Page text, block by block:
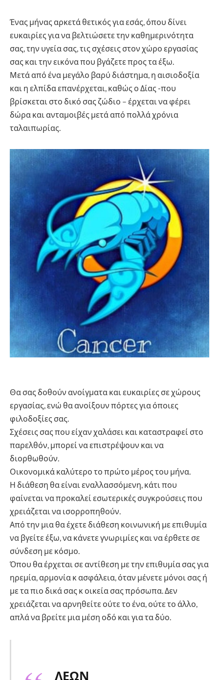
Ένας μήνας αρκετά θετικός για εσάς, όπου δίνει
ευκαιρίες για να βελτιώσετε την καθημερινότητα
σας, την υγεία σας, τις σχέσεις στον χώρο εργασίας
σας και την εικόνα που βγάζετε προς τα έξω.
Μετά από ένα μεγάλο βαρύ διάστημα, η αισιοδοξία
και η ελπίδα επανέρχεται, καθώς ο Δίας -που
βρίσκεται στο δικό σας ζώδιο – έρχεται να φέρει
δώρα και ανταμοιβές μετά από πολλά χρόνια
ταλαιπωρίας.
Θα σας δοθούν ανοίγματα και ευκαιρίες σε χώρους
εργασίας, ενώ θα ανοίξουν πόρτες για όποιες
φιλοδοξίες σας.
Σχέσεις σας που είχαν χαλάσει και καταστραφεί στο
παρελθόν, μπορεί να επιστρέψουν και να
διορθωθούν.
Οικονομικά καλύτερο το πρώτο μέρος του μήνα.
Η διάθεση θα είναι εναλλασσόμενη, κάτι που
φαίνεται να προκαλεί εσωτερικές συγκρούσεις που
χρειάζεται να ισορροπηθούν.
Από την μια θα έχετε διάθεση κοινωνική με επιθυμία
να βγείτε έξω, να κάνετε γνωριμίες και να έρθετε σε
σύνδεση με κόσμο.
Όπου θα έρχεται σε αντίθεση με την επιθυμία σας για
ηρεμία, αρμονία κ ασφάλεια, όταν μένετε μόνοι σας ή
με τα πιο δικά σας κ οικεία σας πρόσωπα. Δεν
χρειάζεται να αρνηθείτε ούτε το ένα, ούτε το άλλο,
απλά να βρείτε μια μέση οδό και για τα δύο.
ΛΕΩΝ